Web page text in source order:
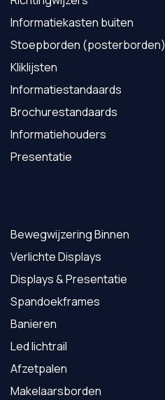
Informatiekasten buiten
Stoepborden (posterborden)
Kliklijsten
Informatiestandaards
Brochurestandaards
Informatiehouders
Presentatie
Bewegwijzering Binnen
Verlichte Displays
Displays & Presentatie
Spandoekframes
Banieren
Led lichtrail
Afzetpalen
Makelaarsborden